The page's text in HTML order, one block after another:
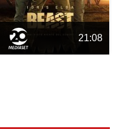
21:08